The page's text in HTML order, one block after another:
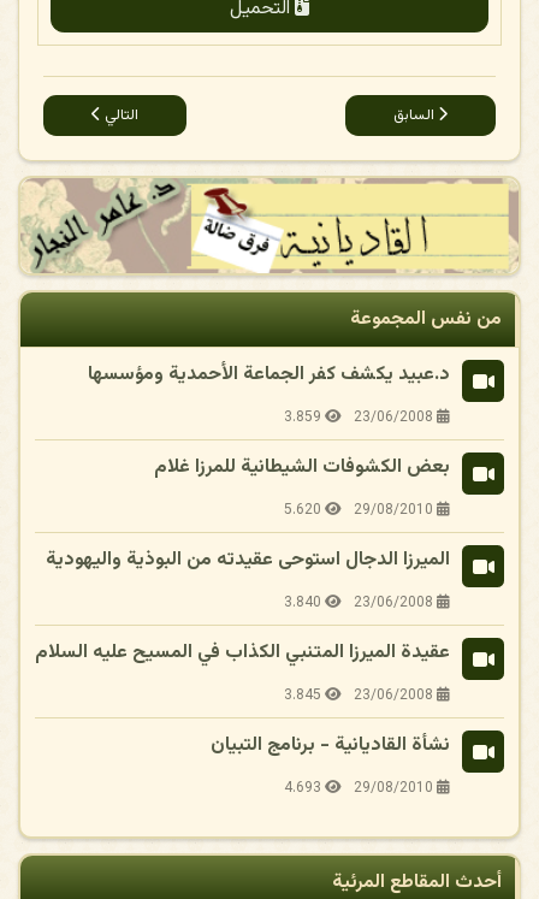
التحميل
المقال السابق: نشأة القاديانية - برنامج التبيان
السابق المقال التالي:
التالي
من نفس المجموعة
د.عبيد يكشف كفر الجماعة الأحمدية ومؤسسها
23/06/2008
3.859
بعض الكشوفات الشيطانية للمرزا غلام
29/08/2010
5.620
الميرزا الدجال استوحى عقيدته من البوذية واليهودية
23/06/2008
3.840
عقيدة الميرزا المتنبي الكذاب في المسيح عليه السلام
23/06/2008
3.845
نشأة القاديانية - برنامج التبيان
29/08/2010
4.693
أحدث المقاطع المرئية